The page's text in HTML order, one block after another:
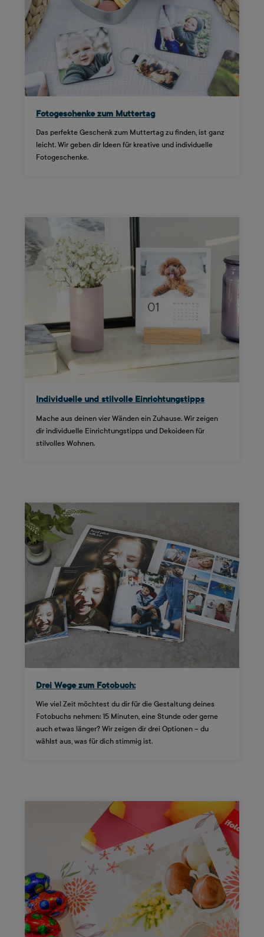
Fotogeschenke zum Muttertag
Das perfekte Geschenk zum Muttertag zu finden, ist ganz
leicht. Wir geben dir Ideen für kreative und individuelle
Fotogeschenke.
Individuelle und stilvolle Einrichtungstipps
Mache aus deinen vier Wänden ein Zuhause. Wir zeigen
dir individuelle Einrichtungstipps und Dekoideen für
stilvolles Wohnen.
Drei Wege zum Fotobuch:
Wie viel Zeit möchtest du dir für die Gestaltung deines
Fotobuchs nehmen: 15 Minuten, eine Stunde oder gerne
auch etwas länger? Wir zeigen dir drei Optionen – du
wählst aus, was für dich stimmig ist.